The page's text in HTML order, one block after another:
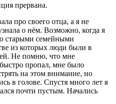
прервана.
про своего отца, а я не
о нём. Возможно, когда я
старыми семейными
из которых люди были в
Не помню, что мне
быстро пропал, мне было
на этом внимание, но
в голове. Спустя много лет я
почти пустым. Начались